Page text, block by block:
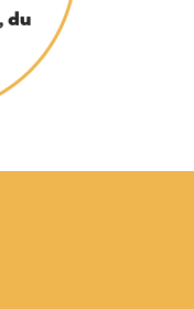
du